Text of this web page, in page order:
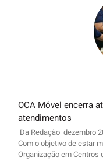
OCA Móvel encerra
atendimentos
Da Redação dezembro
Com o objetivo de estar
Organização em Centros